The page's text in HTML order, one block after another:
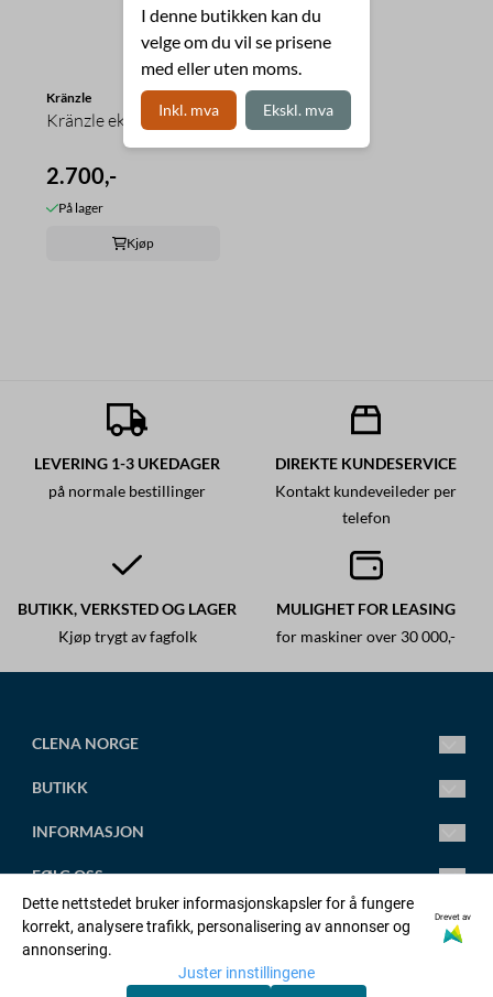
Kränzle
Kränzle eksosadapter
2.700,-
På lager
Kjøp
LEVERING 1-3 UKEDAGER
på normale bestillinger
DIREKTE KUNDESERVICE
Kontakt kundeveileder per
telefon
BUTIKK, VERKSTED OG LAGER
Kjøp trygt av fagfolk
MULIGHET FOR LEASING
for maskiner over 30 000,-
CLENA NORGE
Vi leverer alt fra små standard høytrykksspylere til store
spesialtilpassede anlegg.
post@clena.no
Tlf.: +47 45 88 58 31
Org. nr. 920230695
Orstadvegen 128b, 4353 KLEPP STASJON
BUTIKK
Mandag-Fredag 8.00-16.00
Kontakt oss
OPPRETT KONTO
INFORMASJON
Om oss
Artikler
Salgsbetingelser
FØLG OSS
Facebook
I denne butikken kan du
velge om du vil se prisene
med eller uten moms.
Inkl. mva Ekskl. mva
Dette nettstedet bruker informasjonskapsler for å fungere
korrekt, analysere trafikk, personalisering av annonser og
annonsering.
Drevet av
Juster innstillingene